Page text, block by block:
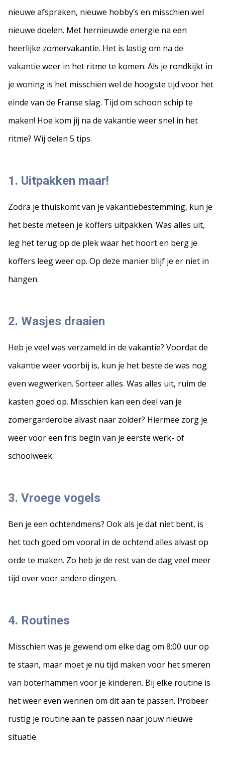
nieuwe afspraken, nieuwe hobby’s en misschien wel
nieuwe doelen. Met hernieuwde energie na een
heerlijke zomervakantie. Het is lastig om na de
vakantie weer in het ritme te komen. Als je rondkijkt in
je woning is het misschien wel de hoogste tijd voor het
einde van de Franse slag. Tijd om schoon schip te
maken! Hoe kom jij na de vakantie weer snel in het
ritme? Wij delen 5 tips.
1. Uitpakken maar!
Zodra je thuiskomt van je vakantiebestemming, kun je
het beste meteen je koffers uitpakken. Was alles uit,
leg het terug op de plek waar het hoort en berg je
koffers leeg weer op. Op deze manier blijf je er niet in
hangen.
2. Wasjes draaien
Heb je veel was verzameld in de vakantie? Voordat de
vakantie weer voorbij is, kun je het beste de was nog
even wegwerken. Sorteer alles. Was alles uit, ruim de
kasten goed op. Misschien kan een deel van je
zomergarderobe alvast naar zolder? Hiermee zorg je
weer voor een fris begin van je eerste werk- of
schoolweek.
3. Vroege vogels
Ben je een ochtendmens? Ook als je dat niet bent, is
het toch goed om vooral in de ochtend alles alvast op
orde te maken. Zo heb je de rest van de dag veel meer
tijd over voor andere dingen.
4. Routines
Misschien was je gewend om elke dag om 8:00 uur op
te staan, maar moet je nu tijd maken voor het smeren
van boterhammen voor je kinderen. Bij elke routine is
het weer even wennen om dit aan te passen. Probeer
rustig je routine aan te passen naar jouw nieuwe
situatie.